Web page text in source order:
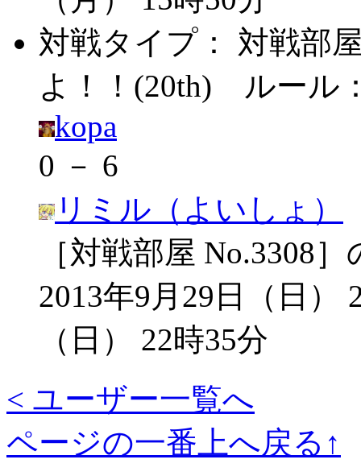
対戦タイプ： 対戦部
よ！！(20th) ルール
kopa
0 － 6
リミル（よいしょ）
［対戦部屋 No.3308
2013年9月29日（日）
（日） 22時35分
< ユーザー一覧へ
ページの一番上へ戻る↑